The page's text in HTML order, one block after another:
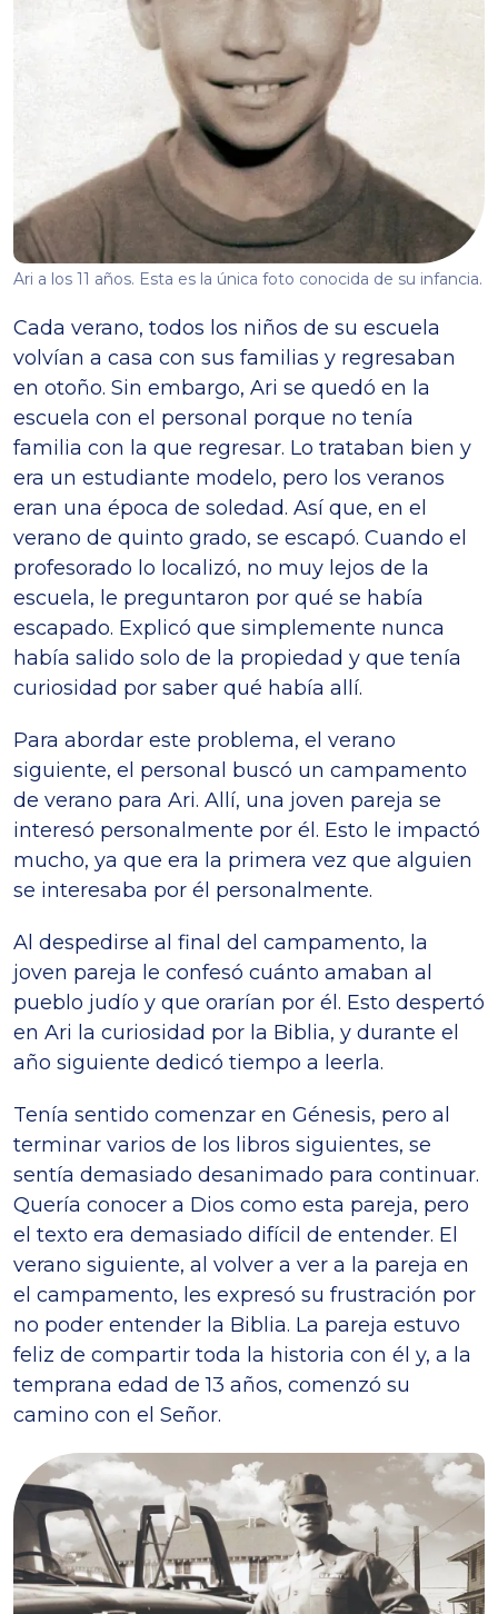
Ari a los 11 años. Esta es la única foto conocida de su infancia.
Cada verano, todos los niños de su escuela
volvían a casa con sus familias y regresaban
en otoño. Sin embargo, Ari se quedó en la
escuela con el personal porque no tenía
familia con la que regresar. Lo trataban bien y
era un estudiante modelo, pero los veranos
eran una época de soledad. Así que, en el
verano de quinto grado, se escapó. Cuando el
profesorado lo localizó, no muy lejos de la
escuela, le preguntaron por qué se había
escapado. Explicó que simplemente nunca
había salido solo de la propiedad y que tenía
curiosidad por saber qué había allí.
Para abordar este problema, el verano
siguiente, el personal buscó un campamento
de verano para Ari. Allí, una joven pareja se
interesó personalmente por él. Esto le impactó
mucho, ya que era la primera vez que alguien
se interesaba por él personalmente.
Al despedirse al final del campamento, la
joven pareja le confesó cuánto amaban al
pueblo judío y que orarían por él. Esto despertó
en Ari la curiosidad por la Biblia, y durante el
año siguiente dedicó tiempo a leerla.
Tenía sentido comenzar en Génesis, pero al
terminar varios de los libros siguientes, se
sentía demasiado desanimado para continuar.
Quería conocer a Dios como esta pareja, pero
el texto era demasiado difícil de entender. El
verano siguiente, al volver a ver a la pareja en
el campamento, les expresó su frustración por
no poder entender la Biblia. La pareja estuvo
feliz de compartir toda la historia con él y, a la
temprana edad de 13 años, comenzó su
camino con el Señor.